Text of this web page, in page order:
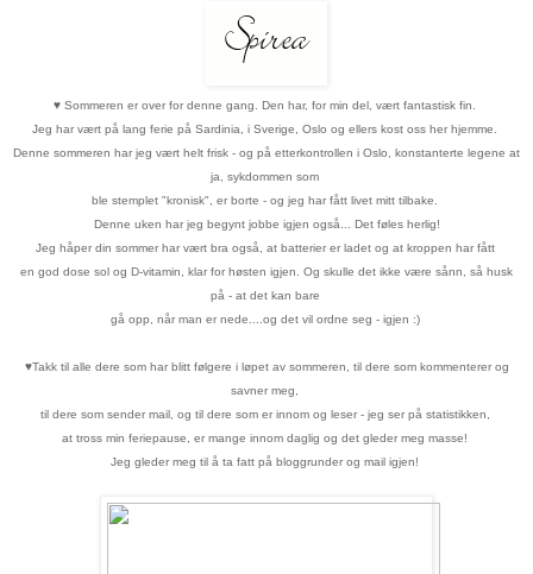
♥ Sommeren er over for denne gang. Den har, for min del, vært fantastisk fin.
Jeg har vært på lang ferie på Sardinia, i Sverige, Oslo og ellers kost oss her hjemme.
Denne sommeren har jeg vært helt frisk - og på etterkontrollen i Oslo, konstanterte legene at
ja, sykdommen som
ble stemplet "kronisk", er borte - og jeg har fått livet mitt tilbake.
Denne uken har jeg begynt jobbe igjen også... Det føles herlig!
Jeg håper din sommer har vært bra også, at batterier er ladet og at kroppen har fått
en god dose sol og D-vitamin, klar for høsten igjen. Og skulle det ikke være sånn, så husk
på - at det kan bare
gå opp, når man er nede....og det vil ordne seg - igjen :)
♥Takk til alle dere som har blitt følgere i løpet av sommeren, til dere som kommenterer og
savner meg,
til dere som sender mail, og til dere som er innom og leser - jeg ser på statistikken,
at tross min feriepause, er mange innom daglig og det gleder meg masse!
Jeg gleder meg til å ta fatt på bloggrunder og mail igjen!